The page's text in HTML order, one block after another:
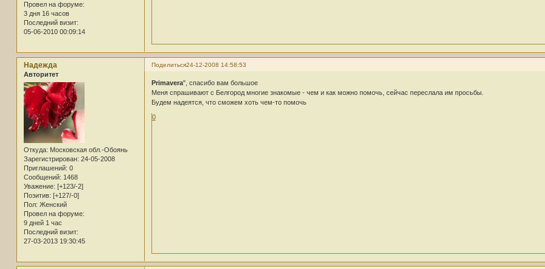
Провел на форуме:
3 дня 16 часов
Последний визит:
05-06-2010 00:09:14
Поделиться24-12-2008 14:58:53
Надежда
Авторитет
Откуда: Московская обл.-Обоянь
Зарегистрирован: 24-05-2008
Приглашений: 0
Сообщений: 1468
Уважение: [+123/-2]
Позитив: [+127/-0]
Пол: Женский
Провел на форуме:
9 дней 1 час
Последний визит:
27-03-2013 19:30:45
Primavera", спасибо вам большое
Меня спрашивают с Белгород многие знакомые - чем и как можно помочь, сейчас переслала им просьбы.
Будем надеятся, что сможем хоть чем-то помочь
0